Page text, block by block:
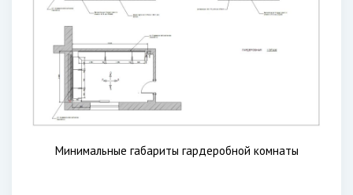
Минимальные габариты гардеробной комнаты